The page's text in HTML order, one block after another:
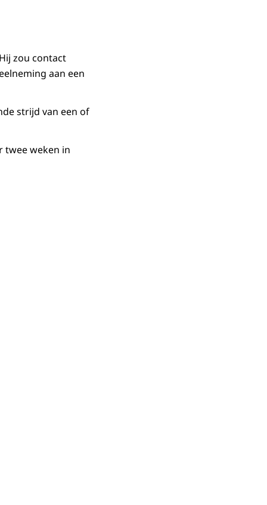
zou contact
aan een
strijd van een of
twee weken in